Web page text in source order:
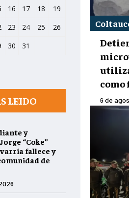
16 17 18
19
23 24 25
26
30
31
LEIDO
y
“Coke”
fallece y
de
como
6 de